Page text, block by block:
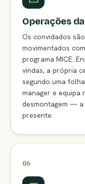
Operações
Os convidados
movimentados
programa MICE.
vindas, a própria
segundo uma
manager e equipa
desmontagem —
presente.
06